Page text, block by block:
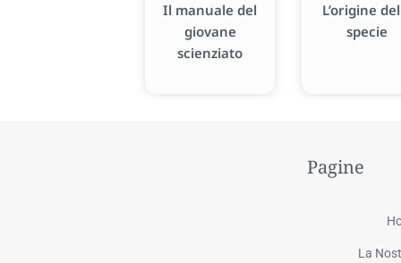
Il manuale del
giovane
scienziato
L’origine
specie
Pagine
La